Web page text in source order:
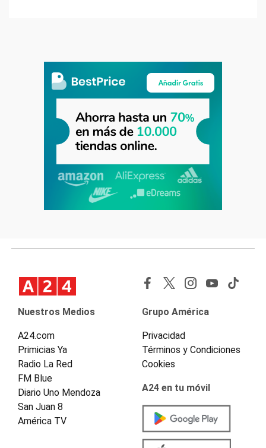
Nuestros Medios
A24.com
Primicias Ya
Radio La Red
FM Blue
Diario Uno Mendoza
San Juan 8
América TV
Grupo América
Privacidad
Términos y Condiciones
Cookies
A24 en tu móvil